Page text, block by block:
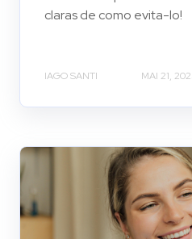
claras de como evita-lo!
IAGO SANTI MAI 21,